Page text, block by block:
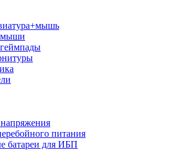
мыши
питания
батареи для ИБП